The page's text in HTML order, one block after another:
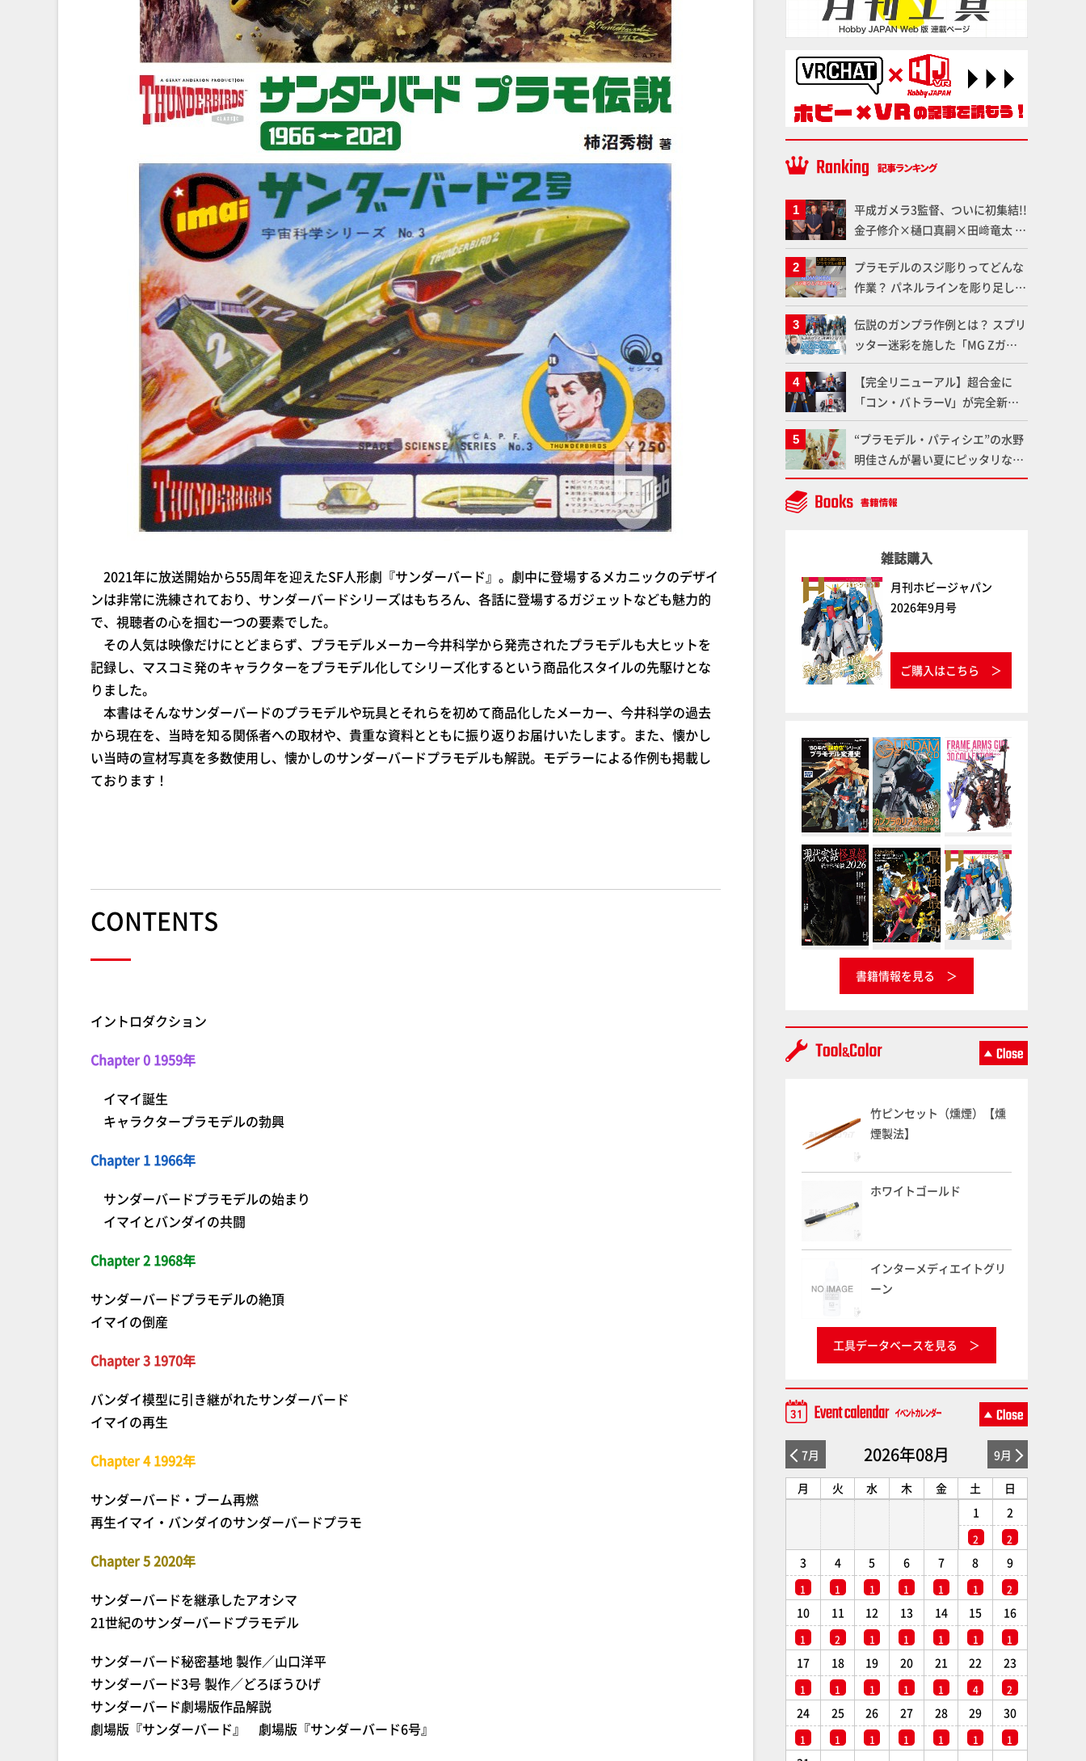
2021年に放送開始から55周年を迎えたSF人形劇『サンダーバード』。劇中に登場するメカニックのデザイ
ンは非常に洗練されており、サンダーバードシリーズはもちろん、各話に登場するガジェットなども魅力的
で、視聴者の心を掴む一つの要素でした。
その人気は映像だけにとどまらず、プラモデルメーカー今井科学から発売されたプラモデルも大ヒットを
記録し、マスコミ発のキャラクターをプラモデル化してシリーズ化するという商品化スタイルの先駆けとな
りました。
本書はそんなサンダーバードのプラモデルや玩具とそれらを初めて商品化したメーカー、今井科学の過去
から現在を、当時を知る関係者への取材や、貴重な資料とともに振り返りお届けいたします。また、懐かし
い当時の宣材写真を多数使用し、懐かしのサンダーバードプラモデルも解説。モデラーによる作例も掲載し
ております！
CONTENTS
イントロダクション
Chapter 0 1959年
イマイ誕生
キャラクタープラモデルの勃興
Chapter 1 1966年
サンダーバードプラモデルの始まり
イマイとバンダイの共闘
Chapter 2 1968年
サンダーバードプラモデルの絶頂
イマイの倒産
Chapter 3 1970年
バンダイ模型に引き継がれたサンダーバード
イマイの再生
Chapter 4 1992年
サンダーバード・ブーム再燃
再生イマイ・バンダイのサンダーバードプラモ
Chapter 5 2020年
サンダーバードを継承したアオシマ
21世紀のサンダーバードプラモデル
サンダーバード秘密基地 製作／山口洋平
サンダーバード3号 製作／どろぼうひげ
サンダーバード劇場版作品解説
劇場版『サンダーバード』 劇場版『サンダーバード6号』
平成ガメラ3監督、ついに初集結!!
金子修介×樋口真嗣×田﨑竜太 4
体のガメラを未来へつなぐ特別鼎
談「ガメラ永久保存化プロジェク
ト FINAL」
プラモデルのスジ彫りってどんな
作業？ パネルラインを彫り足して
作品を映えさせよう！【いまさら
聞けないプラモデルの基礎：スジ
彫りとパネルライン】
伝説のガンプラ作例とは？ スプリ
ッター迷彩を施した「MG Zガン
ダム アムロ・レイ仕様機」をMAX
渡辺がふたたび塗る!!【試し読
み】
【完全リニューアル】超合金に
「コン・バトラーV」が完全新規
造形で登場！気になる仕様を試作
品の撮り下ろしでご紹介!!さらに
「大鉄人17」＆「ワンエイト」セ
ット情報もお届け！【超合金の
魂】
“プラモデル・パティシエ”の水野
明佳さんが暑い夏にピッタリな
「リック・ディアス〜アイス
ver.〜」を製作【ガンダムフォワ
雑誌購入
月刊ホビージャパン
2026年9月号
ご購入はこちら
書籍情報を見る
竹ピンセット（燻煙）【燻
煙製法】
ホワイトゴールド
インターメディエイトグリ
ーン
工具データベースを見る
7月 2026年08月 9月
月 火 水 木 金 土
日
1
2
2
2
3
1
4
1
5
1
6
1
7
1
8
1
9
2
10
1
11
2
12
1
13
1
14
1
15
1
16
1
17
1
18
1
19
1
20
1
21
1
22
4
23
2
24
1
25
1
26
1
27
1
28
1
29
1
30
1